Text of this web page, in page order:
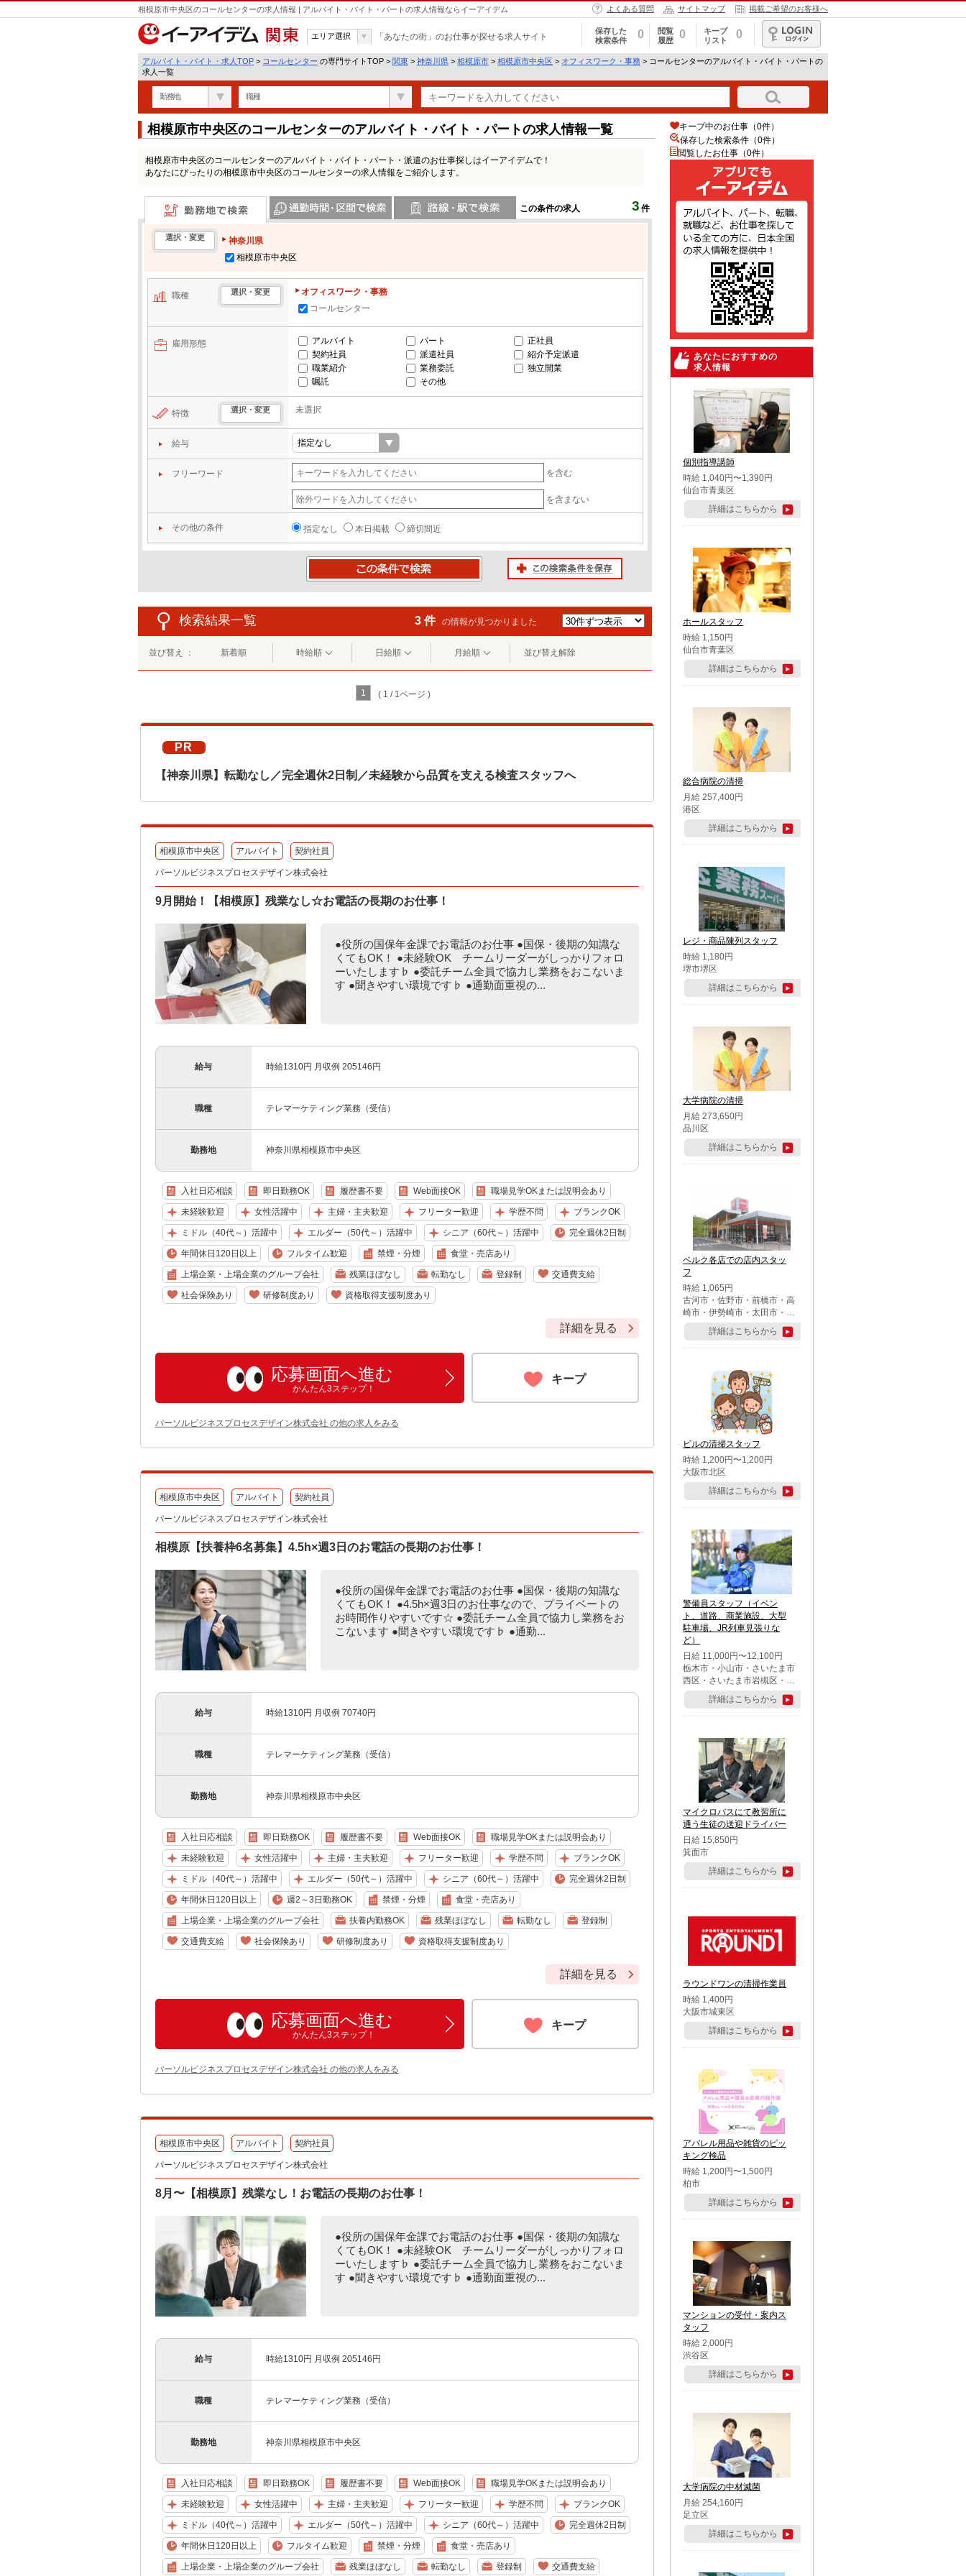
相模原市中央区のコールセンターの求人情報 | アルバイト・バイト・パートの求人情報ならイーアイデム よくある質問 サイトマップ 掲載ご希望のお客様へ
関東
エリア選択 「あなたの街」のお仕事が探せる求人サイト
保存した
検索条件
0
閲覧
履歴
0
キープ
リスト
0
ログイン
アルバイト・バイト・求人TOP > コールセンター の専門サイトTOP > 関東 > 神奈川県 > 相模原市 > 相模原市中央区 > オフィスワーク・事務 > コールセンターのアルバイト・バイト・パートの
求人一覧
勤務地 職種
相模原市中央区のコールセンターのアルバイト・バイト・パートの求人情報一覧
相模原市中央区のコールセンターのアルバイト・バイト・パート・派遣のお仕事探しはイーアイデムで！
あなたにぴったりの相模原市中央区のコールセンターの求人情報をご紹介します。
この条件の求人 3 件
勤務地で検索
選択・変更
神奈川県
相模原市中央区
職種 選択・変更
オフィスワーク・事務
コールセンター
雇用形態 アルバイト パート
正社員
契約社員
派遣社員
紹介予定派遣
職業紹介
業務委託
独立開業
嘱託
その他
特徴 選択・変更 未選択
給与
フリーワード を含む
を含まない
その他の条件 指定なし 本日掲載 締切間近
検索結果一覧 3 件 の情報が見つかりました
並び替え ： 新着順 時給順 日給順 月給順 並び替え解除
1 ( 1 / 1ページ )
PR
【神奈川県】転勤なし／完全週休2日制／未経験から品質を支える検査スタッフへ
相模原市中央区 アルバイト 契約社員
パーソルビジネスプロセスデザイン株式会社
9月開始！【相模原】残業なし☆お電話の長期のお仕事！
●役所の国保年金課でお電話のお仕事 ●国保・後期の知識な
くてもOK！ ●未経験OK チームリーダーがしっかりフォロ
ーいたします♭ ●委託チーム全員で協力し業務をおこないま
す ●聞きやすい環境です♭ ●通勤面重視の...
給与 時給1310円 月収例 205146円
職種 テレマーケティング業務（受信）
勤務地 神奈川県相模原市中央区
入社日応相談 即日勤務OK 履歴書不要 Web面接OK 職場見学OKまたは説明会あり
未経験歓迎 女性活躍中 主婦・主夫歓迎 フリーター歓迎 学歴不問 ブランクOK
ミドル（40代～）活躍中 エルダー（50代～）活躍中 シニア（60代～）活躍中 完全週休2日制
年間休日120日以上 フルタイム歓迎 禁煙・分煙 食堂・売店あり
上場企業・上場企業のグループ会社 残業ほぼなし 転勤なし 登録制 交通費支給
社会保険あり 研修制度あり 資格取得支援制度あり
詳細を見る
応募画面へ進む
かんたん3ステップ！
キープ
パーソルビジネスプロセスデザイン株式会社 の他の求人をみる
相模原市中央区 アルバイト 契約社員
パーソルビジネスプロセスデザイン株式会社
相模原【扶養枠6名募集】4.5h×週3日のお電話の長期のお仕事！
●役所の国保年金課でお電話のお仕事 ●国保・後期の知識な
くてもOK！ ●4.5h×週3日のお仕事なので、プライベートの
お時間作りやすいです☆ ●委託チーム全員で協力し業務をお
こないます ●聞きやすい環境です♭ ●通勤...
給与 時給1310円 月収例 70740円
職種 テレマーケティング業務（受信）
勤務地 神奈川県相模原市中央区
入社日応相談 即日勤務OK 履歴書不要 Web面接OK 職場見学OKまたは説明会あり
未経験歓迎 女性活躍中 主婦・主夫歓迎 フリーター歓迎 学歴不問 ブランクOK
ミドル（40代～）活躍中 エルダー（50代～）活躍中 シニア（60代～）活躍中 完全週休2日制
年間休日120日以上 週2～3日勤務OK 禁煙・分煙 食堂・売店あり
上場企業・上場企業のグループ会社 扶養内勤務OK 残業ほぼなし 転勤なし 登録制
交通費支給 社会保険あり 研修制度あり 資格取得支援制度あり
詳細を見る
応募画面へ進む
かんたん3ステップ！
キープ
パーソルビジネスプロセスデザイン株式会社 の他の求人をみる
相模原市中央区 アルバイト 契約社員
パーソルビジネスプロセスデザイン株式会社
8月〜【相模原】残業なし！お電話の長期のお仕事！
●役所の国保年金課でお電話のお仕事 ●国保・後期の知識な
くてもOK！ ●未経験OK チームリーダーがしっかりフォロ
ーいたします♭ ●委託チーム全員で協力し業務をおこないま
す ●聞きやすい環境です♭ ●通勤面重視の...
給与 時給1310円 月収例 205146円
職種 テレマーケティング業務（受信）
勤務地 神奈川県相模原市中央区
入社日応相談 即日勤務OK 履歴書不要 Web面接OK 職場見学OKまたは説明会あり
未経験歓迎 女性活躍中 主婦・主夫歓迎 フリーター歓迎 学歴不問 ブランクOK
ミドル（40代～）活躍中 エルダー（50代～）活躍中 シニア（60代～）活躍中 完全週休2日制
年間休日120日以上 フルタイム歓迎 禁煙・分煙 食堂・売店あり
上場企業・上場企業のグループ会社 残業ほぼなし 転勤なし 登録制 交通費支給
キープ中のお仕事（0件）
保存した検索条件（0件）
閲覧したお仕事（0件）
あなたにおすすめの
求人情報
個別指導講師
時給 1,040円〜1,390円
仙台市青葉区
詳細はこちらから
ホールスタッフ
時給 1,150円
仙台市青葉区
詳細はこちらから
総合病院の清掃
月給 257,400円
港区
詳細はこちらから
レジ・商品陳列スタッフ
時給 1,180円
堺市堺区
詳細はこちらから
大学病院の清掃
月給 273,650円
品川区
詳細はこちらから
ベルク各店での店内スタッ
フ
時給 1,065円
古河市・佐野市・前橋市・高
崎市・伊勢崎市・太田市・館
林市・藤岡市・大泉町・さい
たま市北区・川越市・熊谷
市・行田市・秩父市・所沢
市・鶴ケ島市・千葉市中央
区・市川市・松戸市・習志野
市・柏市・流山市・八千代
市・足立区・江戸川区・八王
子市・町田市
詳細はこちらから
ビルの清掃スタッフ
時給 1,200円〜1,200円
大阪市北区
詳細はこちらから
警備員スタッフ（イベン
ト、道路、商業施設、大型
駐車場、JR列車見張りな
ど）
日給 11,000円〜12,100円
栃木市・小山市・さいたま市
西区・さいたま市岩槻区・久
喜市・蓮田市
詳細はこちらから
マイクロバスにて教習所に
通う生徒の送迎ドライバー
日給 15,850円
箕面市
詳細はこちらから
ラウンドワンの清掃作業員
時給 1,400円
大阪市城東区
詳細はこちらから
アパレル用品や雑貨のピッ
キング検品
時給 1,200円〜1,500円
柏市
詳細はこちらから
マンションの受付・案内ス
タッフ
時給 2,000円
渋谷区
詳細はこちらから
大学病院の中材滅菌
月給 254,160円
足立区
詳細はこちらから